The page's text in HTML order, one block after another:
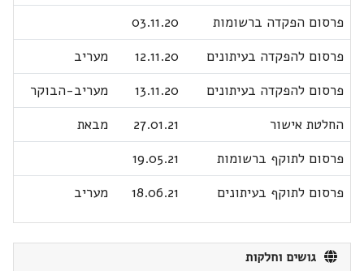
פרסום הפקדה ברשומות
03.11.20
פרסום להפקדה בעיתונים
12.11.20
מעריב
פרסום להפקדה בעיתונים
13.11.20
מעריב-הבוקר
החלטת אישור
27.01.21
מבאת
פרסום לתוקף ברשומות
19.05.21
פרסום לתוקף בעיתונים
18.06.21 מעריב
גושים וחלקות